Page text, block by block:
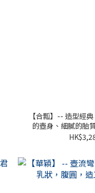
【合瓢】-- 造型經
的壺身、細膩的胎
力